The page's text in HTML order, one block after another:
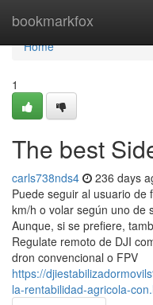
bookmarkfox
Home
Home
1
The best
carls738nds4 236 days
Puede seguir al usuario
km/h o volar según uno de
Aunque, si se prefiere,
Regulate remoto de DJI
dron convencional o FPV
https://
la-rentabilidad-agricola-